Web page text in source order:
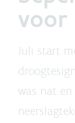
voor
Juli start
was nat